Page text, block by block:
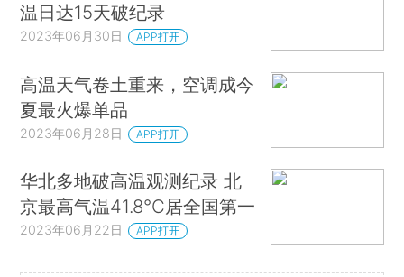
温日达15天破纪录
2023年06月30日 APP打开
高温天气卷土重来，空调成今
夏最火爆单品
2023年06月28日 APP打开
华北多地破高温观测纪录 北
京最高气温41.8℃居全国第一
2023年06月22日 APP打开